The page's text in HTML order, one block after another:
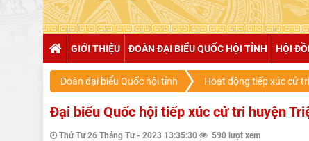
GIỚI THIỆU ĐOÀN ĐẠI BIỂU QUỐC HỘI TỈNH HỘI
Đoàn đại biểu Quốc hội tỉnh Hoạt động tiếp xúc cử tri
Đại biểu Quốc hội tiếp xúc cử tri huyện
Thứ Tư 26 Tháng Tư - 2023 13:35:30 590 lượt xem